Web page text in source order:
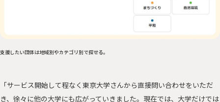
支援したい団体は地域別やカテゴリ別で探せる。
「サービス開始して程なく東京大学さんから直接問い合わせをいただ
き、徐々に他の大学にも広がっていきました。現在では、大学だけでは